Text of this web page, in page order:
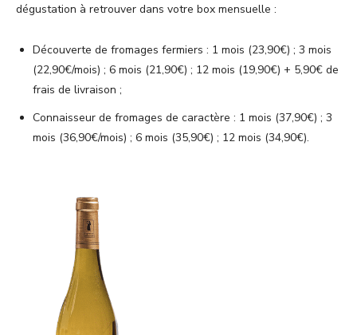
dégustation à retrouver dans votre box mensuelle :
Découverte de fromages fermiers : 1 mois (23,90€) ; 3 mois
(22,90€/mois) ; 6 mois (21,90€) ; 12 mois (19,90€) + 5,90€ de
frais de livraison ;
Connaisseur de fromages de caractère : 1 mois (37,90€) ; 3
mois (36,90€/mois) ; 6 mois (35,90€) ; 12 mois (34,90€).